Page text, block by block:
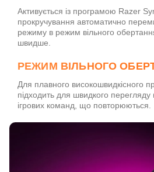
Активується із програмою Razer
прокручування автоматично
режиму в режим вільного
швидше.
РЕЖИМ ВІЛЬНОГО
Для плавного високошвидкісного
підходить для швидкого перегляду
ігрових команд, що повторюються.